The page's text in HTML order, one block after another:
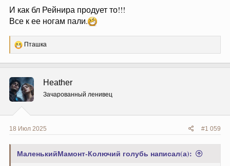
И как бл Рейнира продует то!!!
Все к ее ногам пали.
Р
ц
и
и
:
Пташка
Heather
Зачарованный ленивец
18 Июл 2025 #1 059
МаленькийМамонт-Колючий голубь написал(а):